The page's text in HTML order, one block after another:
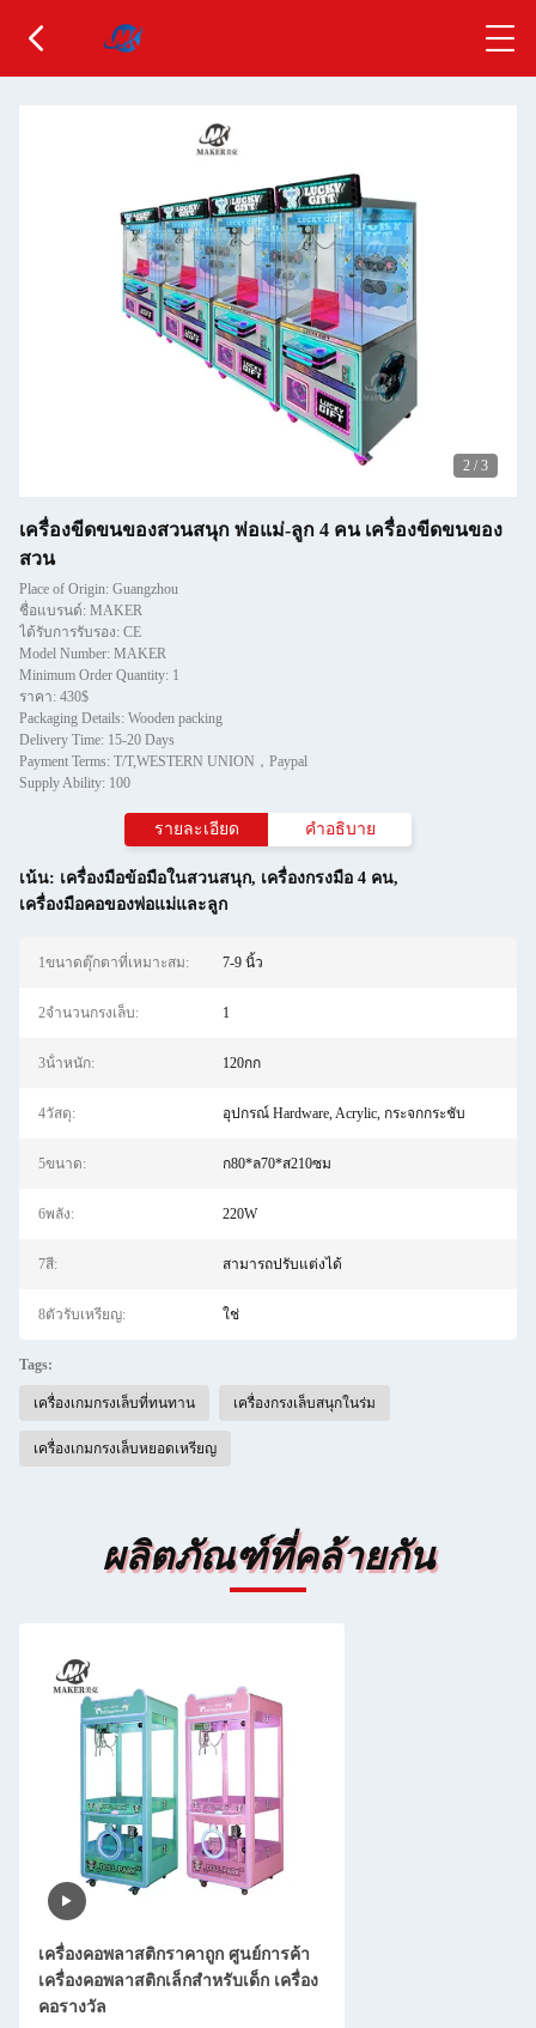
2 / 3
เครื่องขีดขนของสวนสนุก พ่อแม่-ลูก 4 คน เครื่องขีดขนของ
สวน
Place of Origin: Guangzhou
ชื่อแบรนด์: MAKER
ได้รับการรับรอง: CE
Model Number: MAKER
Minimum Order Quantity: 1
ราคา: 430$
Packaging Details: Wooden packing
Delivery Time: 15-20 Days
Payment Terms: T/T,WESTERN UNION，Paypal
Supply Ability: 100
รายละเอียด คำอธิบาย
เน้น: เครื่องมือข้อมือในสวนสนุก, เครื่องกรงมือ 4 คน,
เครื่องมือคอของพ่อแม่และลูก
1ขนาดตุ๊กตาที่เหมาะสม: 7-9 นิ้ว
2จำนวนกรงเล็บ: 1
3น้ําหนัก: 120กก
4วัสดุ: อุปกรณ์ Hardware, Acrylic, กระจกกระชับ
5ขนาด: ก80*ล70*ส210ซม
6พลัง: 220W
7สี: สามารถปรับแต่งได้
8ตัวรับเหรียญ: ใช่
Tags:
เครื่องเกมกรงเล็บที่ทนทาน เครื่องกรงเล็บสนุกในร่ม
เครื่องเกมกรงเล็บหยอดเหรียญ
ผลิตภัณฑ์ที่คล้ายกัน
เครื่องคอพลาสติกราคาถูก ศูนย์การค้า
เครื่องคอพลาสติกเล็กสําหรับเด็ก เครื่อง
คอรางวัล